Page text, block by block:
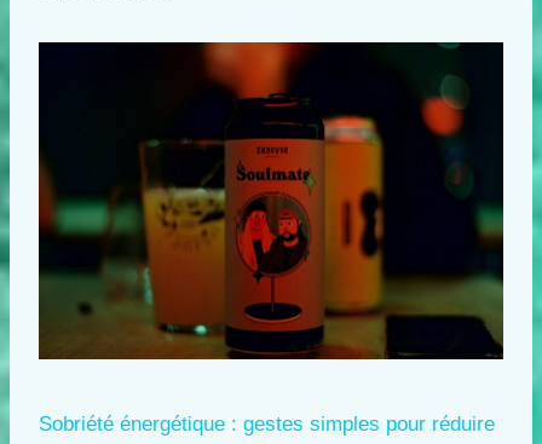
Sobriété énergétique : gestes simples pour réduire